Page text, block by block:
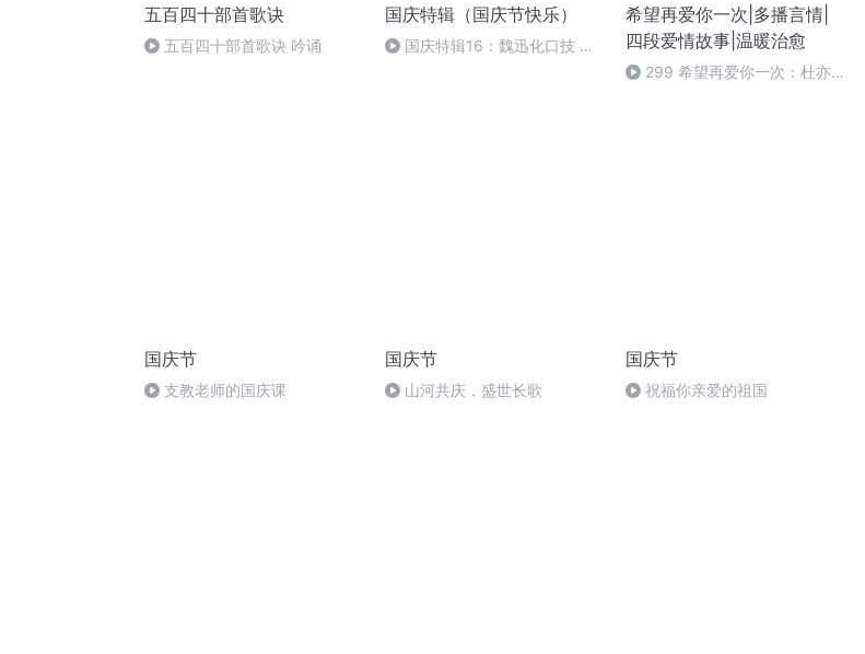
五百四十部首歌诀
五百四十部首歌诀 吟诵
国庆特辑（国庆节快乐）
国庆特辑16：魏迅化口技 二
希望再爱你一次|多播言情|
四段爱情故事|温暖治愈
299 希望再爱你一次：杜亦
国庆节
支教老师的国庆课
国庆节
山河共庆，盛世长歌
国庆节
祝福你亲爱的祖国